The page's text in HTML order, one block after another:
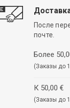
После
почте.
Более
(Заказы до
К 50,00 €
(Заказы до